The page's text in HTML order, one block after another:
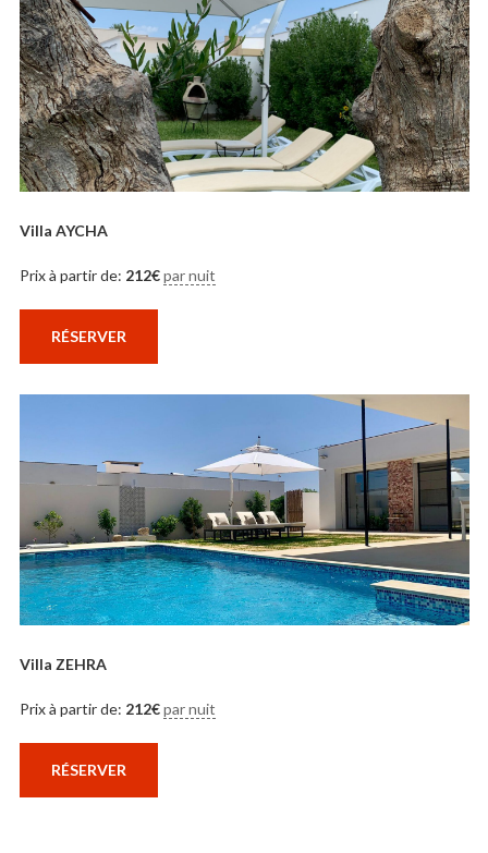
Villa AYCHA
Prix à partir de: 212€ par nuit
RÉSERVER
Villa ZEHRA
Prix à partir de: 212€ par nuit
RÉSERVER